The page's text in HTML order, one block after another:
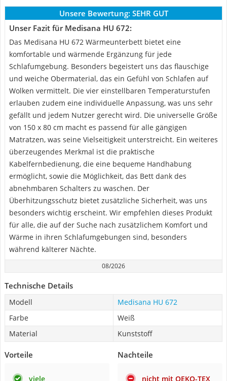
Unsere Bewertung: SEHR GUT
Unser Fazit für Medisana HU 672:
Das Medisana HU 672 Wärmeunterbett bietet eine
komfortable und wärmende Ergänzung für jede
Schlafumgebung. Besonders begeistert uns das flauschige
und weiche Obermaterial, das ein Gefühl von Schlafen auf
Wolken vermittelt. Die vier einstellbaren Temperaturstufen
erlauben zudem eine individuelle Anpassung, was uns sehr
gefällt und jedem Nutzer gerecht wird. Die universelle Größe
von 150 x 80 cm macht es passend für alle gängigen
Matratzen, was seine Vielseitigkeit unterstreicht. Ein weiteres
überzeugendes Merkmal ist die praktische
Kabelfernbedienung, die eine bequeme Handhabung
ermöglicht, sowie die Möglichkeit, das Bett dank des
abnehmbaren Schalters zu waschen. Der
Überhitzungsschutz bietet zusätzliche Sicherheit, was uns
besonders wichtig erscheint. Wir empfehlen dieses Produkt
für alle, die auf der Suche nach zusätzlichem Komfort und
Wärme in ihren Schlafumgebungen sind, besonders
während kälterer Nächte.
08/2026
Technische Details
Modell
Medisana HU 672
Farbe
Weiß
Material
Kunststoff
Vorteile
viele
Nachteile
nicht mit OEKO-TEX